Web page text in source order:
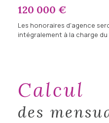
120 000 €
Les honoraires d'agence
intégralement à la charge
calcul
des